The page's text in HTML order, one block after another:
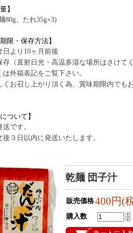
】
80g、たれ35g×3)
限・保存方法】
日より10ヶ月前後
存（直射日光・高温多湿な場所はさけてく
は外箱表記をご覧下さい。
くお召し上がり頂く為、賞味期限内でも
ついて】
です。
後３日以内に発送いたします。
乾麺 団子汁
販売価格400円(
購入数